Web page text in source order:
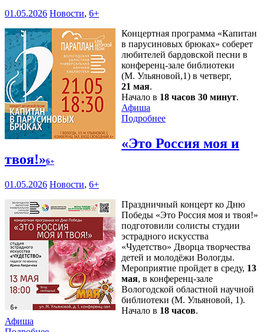
01.05.2026 Новости, 6+
Концертная программа «Капитан
в парусиновых брюках» соберет
любителей бардовской песни в
конференц-зале библиотеки
(М. Ульяновой,1) в четверг,
21 мая.
Начало в 18 часов 30 минут.
Афиша
Подробнее
«Это Россия моя и
твоя!»6+
01.05.2026 Новости, 6+
Праздничный концерт ко Дню
Победы «Это Россия моя и твоя!»
подготовили солисты студии
эстрадного искусства
«Чудетство» Дворца творчества
детей и молодёжи Вологды.
Мероприятие пройдет в среду, 13
мая, в конференц-зале
Вологодской областной научной
библиотеки (М. Ульяновой, 1).
Начало в 18 часов.
Афиша